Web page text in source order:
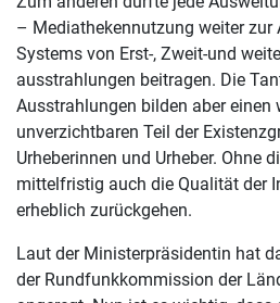
– Mediathekennutzung weiter zur
Systems von Erst-, Zweit-und
ausstrahlungen beitragen. Die
Ausstrahlungen bilden aber einen
unverzichtbaren Teil der
Urheberinnen und Urheber. Ohne
mittelfristig auch die Qualität der
erheblich zurückgehen.
Laut der Ministerpräsidentin hat
der Rundfunkkommission der